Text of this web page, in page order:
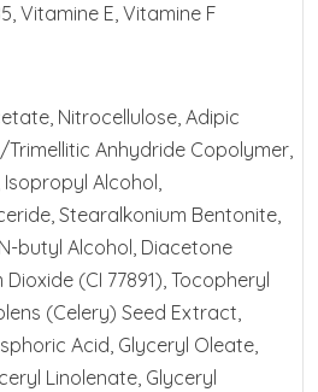
Vitamine E, Vitamine F
Nitrocellulose, Adipic
Anhydride Copolymer,
Alcohol,
Stearalkonium Bentonite,
butyl Alcohol, Diacetone
(CI 77891), Tocopheryl
(Celery) Seed Extract,
Acid, Glyceryl Oleate,
Linolenate, Glyceryl